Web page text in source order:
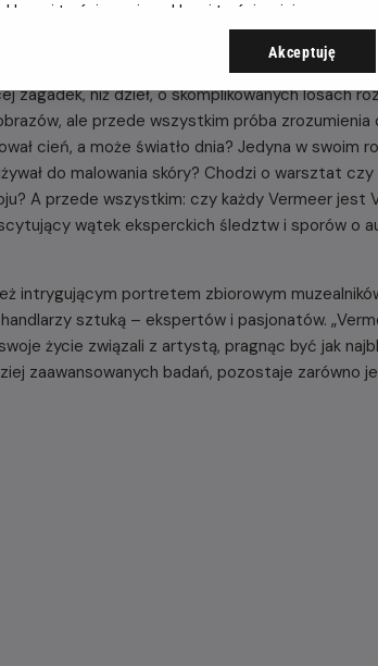
Holendra.
pasją film pozwala odkryć mistrza na nowo.
zagadek, niż dzieł, o skomplikowanych losach
ale przede wszystkim próba zrozumienia
cień, a może światło dnia? Jedyna w swoim
do malowania skóry? Chodzi o warsztat czy
A przede wszystkim: czy każdy Vermeer jest
wątek eksperckich śledztw i sporów o
intrygującym portretem zbiorowym
sztuką – ekspertów i pasjonatów.
życie związali z artystą, pragnąc być jak
zaawansowanych badań, pozostaje zarówno
i treści, pomiar reklam i treści, opinie
Akceptuję